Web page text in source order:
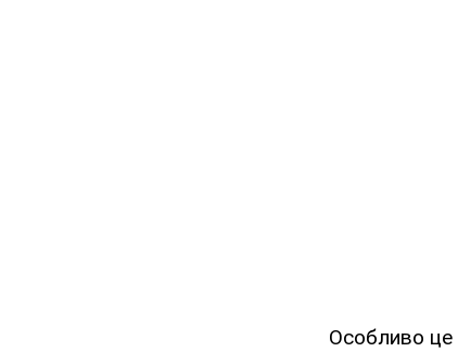
Особливо це